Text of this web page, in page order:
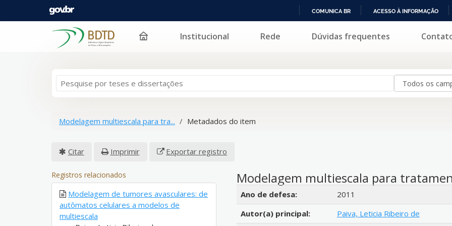
PARA
COMUNICA BR ACESSO À INFORMAÇÃO
Pular para o conteúdo Institucional Rede Dúvidas frequentes
Modelagem multiescala para tra... Metadados do item
Citar Imprimir Exportar registro
Modelagem multiescala para
Detalhes bibliográficos
Ano de defesa:
2011
Autor(a) principal:
Paiva, Leticia Ribeiro de
Registros relacionados
Modelagem de tumores avasculares: de
autômatos celulares a modelos de
multiescala